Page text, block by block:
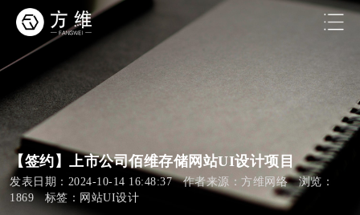
【签约】上市公司佰维存储网站UI设计项目
发表日期：2024-10-14 16:48:37 作者来源：方维网络 浏览：
1869 标签： 网站UI设计